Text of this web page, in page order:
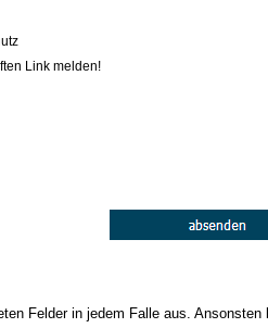
Link melden!
Felder in jedem Falle aus. Ansonsten